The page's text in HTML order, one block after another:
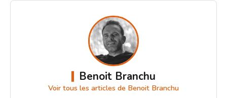
Benoit Branchu
Voir tous les articles de Benoit Branchu